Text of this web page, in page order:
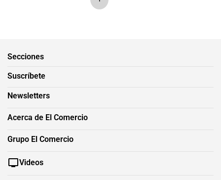
Secciones
Suscríbete
Newsletters
Acerca de El Comercio
Grupo El Comercio
Videos